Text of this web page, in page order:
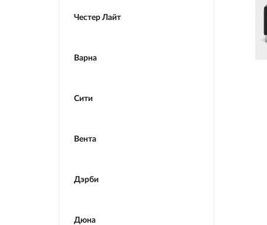
Честер Лайт
Варна
Сити
Вента
Дэрби
Дюна